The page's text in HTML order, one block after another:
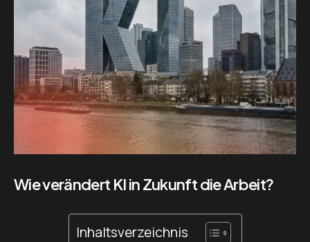
Wie verändert KI in Zukunft die Arbeit?
Inhaltsverzeichnis